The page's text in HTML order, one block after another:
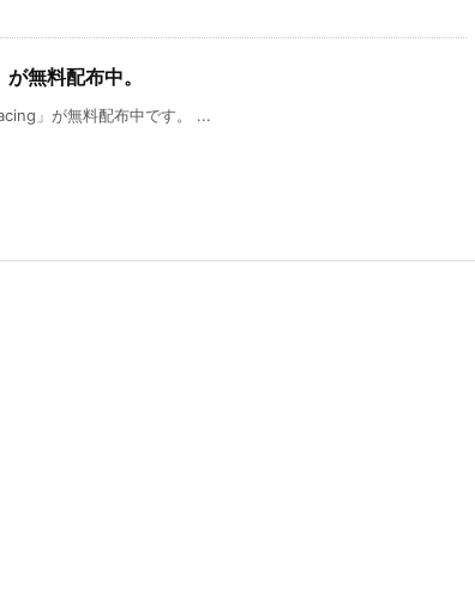
無料配布中。
」が無料配布中です。 ...